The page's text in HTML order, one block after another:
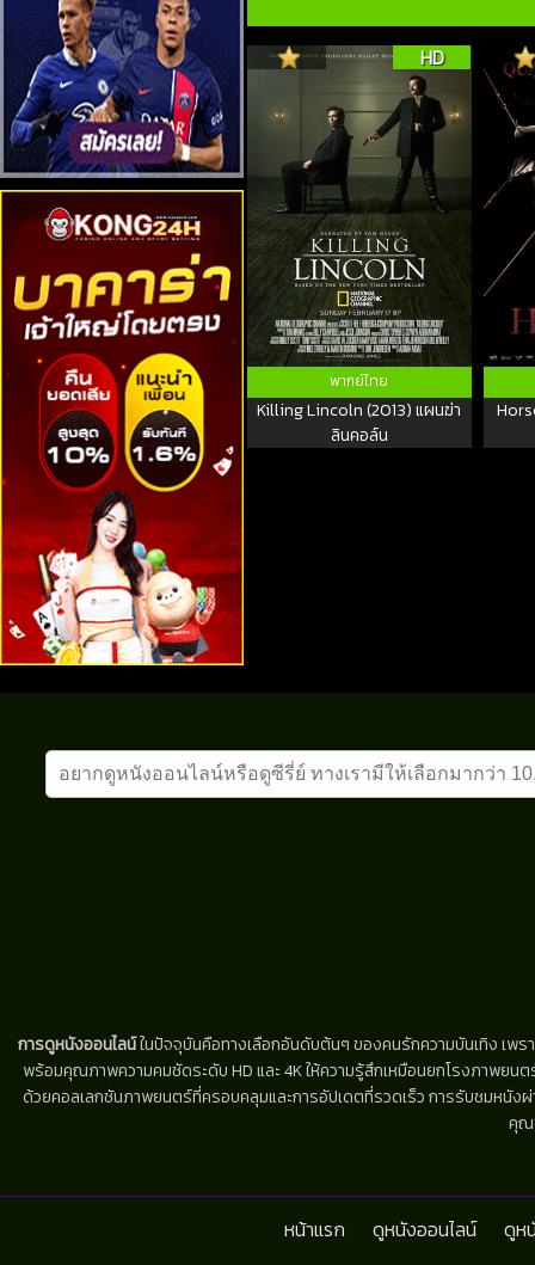
HD
พากย์ไทย
Killing Lincoln (2013) แผนฆ่า
ลินคอล์น
การดูหนังออนไลน์ในปัจจุบันคือทางเลือกอันดับต้นๆ ของคนรักความบันเทิง เพร
พร้อมคุณภาพความคมชัดระดับ HD และ 4K ให้ความรู้สึกเหมือนยกโรงภาพยน
ด้วยคอลเลกชันภาพยนตร์ที่ครอบคลุมและการอัปเดตที่รวดเร็ว การรับชมหนัง
คุณ
หน้าแรก ดูหนังออนไลน์ ดูห